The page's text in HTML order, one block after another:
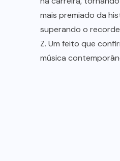
mais premiado da
superando o
Z. Um feito que
música